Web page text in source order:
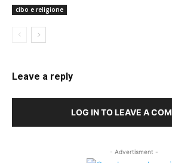
cibo e religione
Leave a reply
LOG IN TO LEAVE A
- Advertisment -